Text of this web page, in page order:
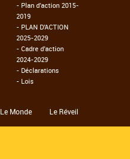
- Plan d'action 2015-
2019
- PLAN D'ACTION
2025-2029
- Cadre d'action
2024-2029
- Déclarations
- Lois
Le Monde Le Réveil